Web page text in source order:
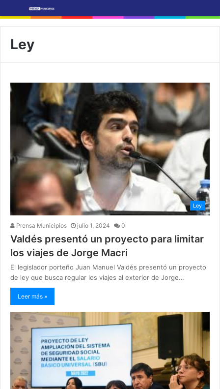
Ley
Ley
Prensa Municipios julio 1, 2024 0
Valdés presentó un proyecto para limitar
los viajes de Jorge Macri
El legislador porteño Juan Manuel Valdés presentó un proyecto
de ley que busca regular los viajes al exterior de Jorge…
Leer más »